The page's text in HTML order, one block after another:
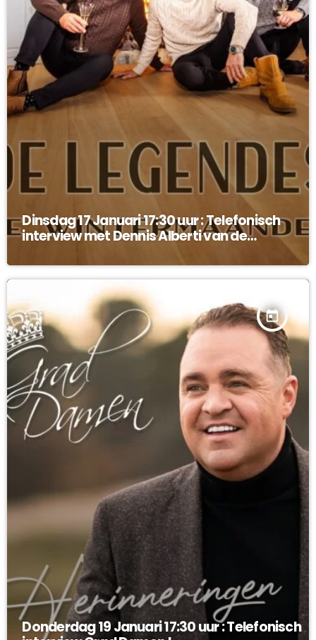
Dinsdag 17 Januari 17:30 uur : Telefonisch
interview met Dennis Alberti van de
today
Donderdag 19 Januari 17:30 uur : Telefonisch